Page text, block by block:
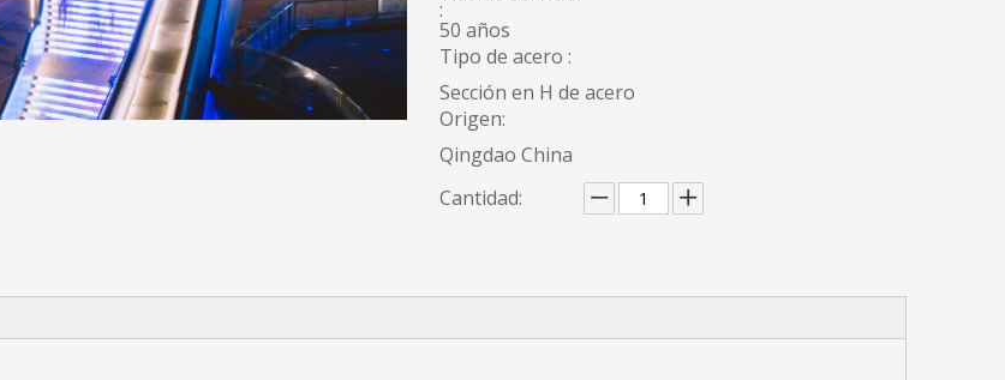
:
50 años
Tipo de acero :
Sección en H de acero
Origen:
Qingdao China
Cantidad: